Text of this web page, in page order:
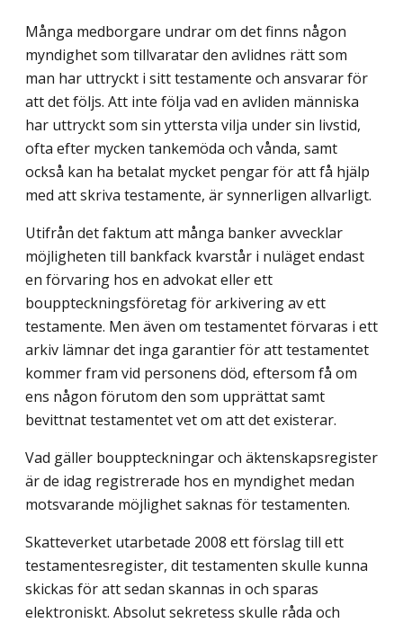
Många medborgare undrar om det finns någon
myndighet som tillvaratar den av­lidnes rätt som
man har uttryckt i sitt testamente och ansvarar för
att det följs. Att inte följa vad en avliden människa
har uttryckt som sin yttersta vilja under sin livstid,
ofta efter mycken tankemöda och vånda, samt
också kan ha betalat mycket pengar för att få hjälp
med att skriva testamente, är synnerligen allvarligt.
Utifrån det faktum att många banker avvecklar
möjligheten till bankfack kvarstår i nuläget endast
en förvaring hos en advokat eller ett
bouppteckningsföretag för arkive­ring av ett
testamente. Men även om testamentet förvaras i ett
arkiv lämnar det inga garantier för att testamentet
kommer fram vid personens död, eftersom få om
ens någon förutom den som upprättat samt
bevittnat testamentet vet om att det existerar.
Vad gäller bouppteckningar och äktenskapsregister
är de idag registrerade hos en myndighet medan
motsvarande möjlighet saknas för testamenten.
Skatteverket utarbetade 2008 ett förslag till ett
testamentesregister, dit testamenten skulle kunna
skickas för att sedan skannas in och sparas
elektroniskt. Absolut sekretess skulle råda och